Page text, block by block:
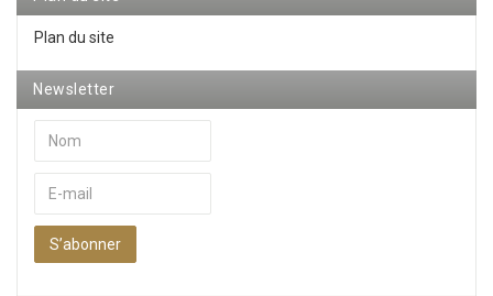
Plan du site
Newsletter
S’abonner